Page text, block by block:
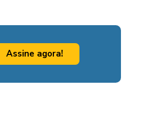
Assine agora!